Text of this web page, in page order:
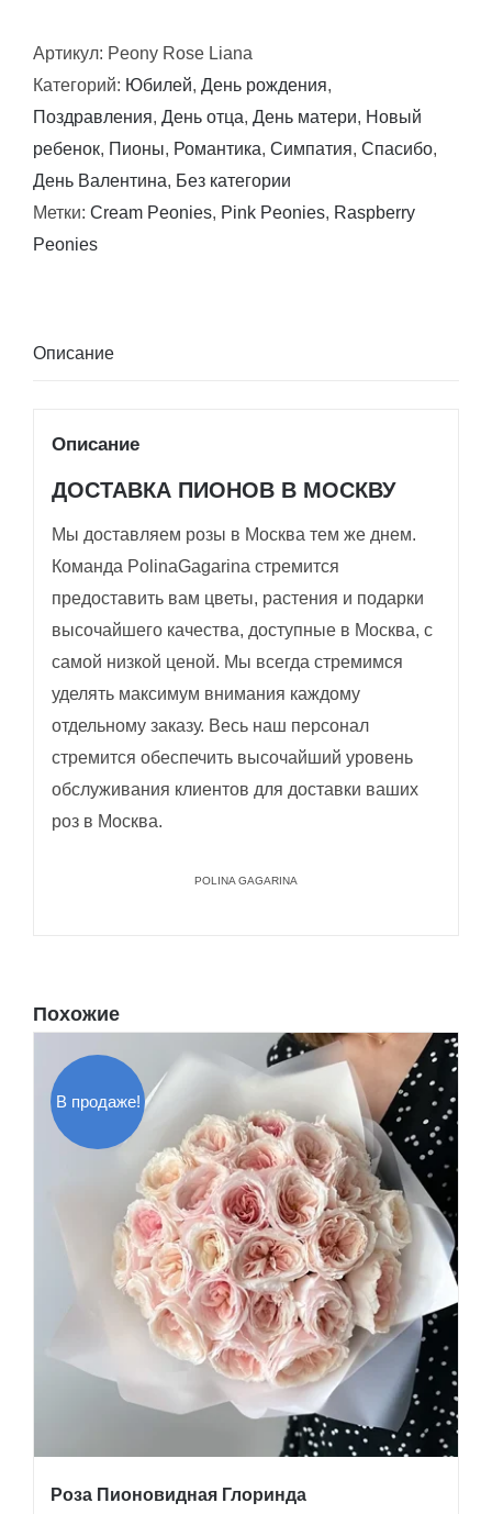
Пионовидная
Лиана
Артикул: Peony Rose Liana
Категорий: Юбилей, День рождения,
Поздравления, День отца, День матери, Новый
ребенок, Пионы, Романтика, Симпатия, Спасибо,
День Валентина, Без категории
Метки: Cream Peonies, Pink Peonies, Raspberry
Peonies
Описание
Описание
ДОСТАВКА ПИОНОВ В МОСКВУ
Мы доставляем розы в Москва тем же днем.
Команда PolinaGagarina стремится
предоставить вам цветы, растения и подарки
высочайшего качества, доступные в Москва, с
самой низкой ценой. Мы всегда стремимся
уделять максимум внимания каждому
отдельному заказу. Весь наш персонал
стремится обеспечить высочайший уровень
обслуживания клиентов для доставки ваших
роз в Москва.
POLINA GAGARINA
Похожие
В продаже!
Роза Пионовидная Глоринда